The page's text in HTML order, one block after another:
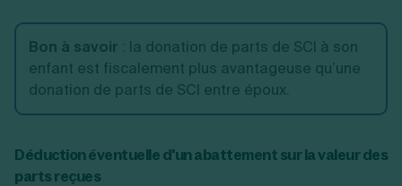
Bon à savoir : la donation de parts de SCI à son
enfant est fiscalement plus avantageuse qu’une
donation de parts de SCI entre époux.
Déduction éventuelle d'un abattement sur la valeur des
parts reçues